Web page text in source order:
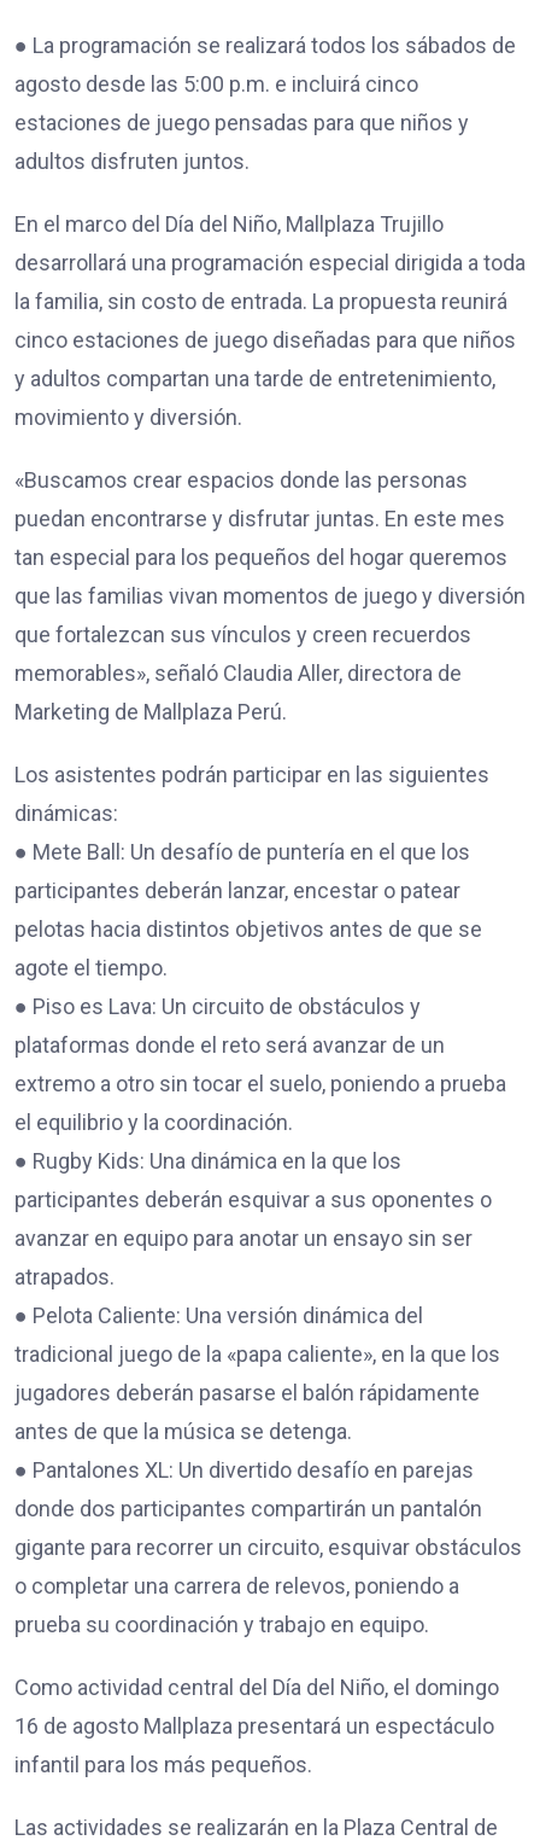
● La programación se realizará todos los sábados de
agosto desde las 5:00 p.m. e incluirá cinco
estaciones de juego pensadas para que niños y
adultos disfruten juntos.
En el marco del Día del Niño, Mallplaza Trujillo
desarrollará una programación especial dirigida a toda
la familia, sin costo de entrada. La propuesta reunirá
cinco estaciones de juego diseñadas para que niños
y adultos compartan una tarde de entretenimiento,
movimiento y diversión.
«Buscamos crear espacios donde las personas
puedan encontrarse y disfrutar juntas. En este mes
tan especial para los pequeños del hogar queremos
que las familias vivan momentos de juego y diversión
que fortalezcan sus vínculos y creen recuerdos
memorables», señaló Claudia Aller, directora de
Marketing de Mallplaza Perú.
Los asistentes podrán participar en las siguientes
dinámicas:
● Mete Ball: Un desafío de puntería en el que los
participantes deberán lanzar, encestar o patear
pelotas hacia distintos objetivos antes de que se
agote el tiempo.
● Piso es Lava: Un circuito de obstáculos y
plataformas donde el reto será avanzar de un
extremo a otro sin tocar el suelo, poniendo a prueba
el equilibrio y la coordinación.
● Rugby Kids: Una dinámica en la que los
participantes deberán esquivar a sus oponentes o
avanzar en equipo para anotar un ensayo sin ser
atrapados.
● Pelota Caliente: Una versión dinámica del
tradicional juego de la «papa caliente», en la que los
jugadores deberán pasarse el balón rápidamente
antes de que la música se detenga.
● Pantalones XL: Un divertido desafío en parejas
donde dos participantes compartirán un pantalón
gigante para recorrer un circuito, esquivar obstáculos
o completar una carrera de relevos, poniendo a
prueba su coordinación y trabajo en equipo.
Como actividad central del Día del Niño, el domingo
16 de agosto Mallplaza presentará un espectáculo
infantil para los más pequeños.
Las actividades se realizarán en la Plaza Central de